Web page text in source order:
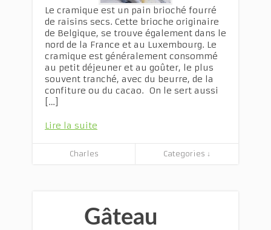
Le cramique est un pain brioché fourré
de raisins secs. Cette brioche originaire
de Belgique, se trouve également dans le
nord de la France et au Luxembourg. Le
cramique est généralement consommé
au petit déjeuner et au goûter, le plus
souvent tranché, avec du beurre, de la
confiture ou du cacao. On le sert aussi
[…]
Lire la suite
Charles Categories ↓
Gâteau